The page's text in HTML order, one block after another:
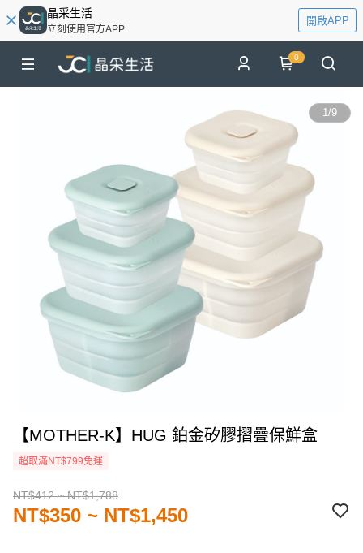
晶采生活
立刻使用官方APP
開啟APP
0
1/9
【MOTHER-K】HUG 鉑金矽膠摺疊保鮮盒
超取滿NT$799免運
NT$412 ~ NT$1,788
NT$350 ~ NT$1,450